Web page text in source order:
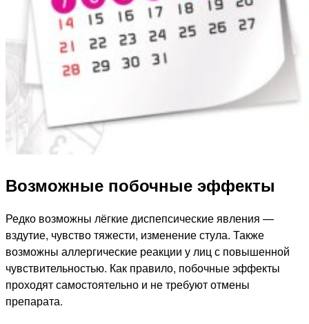
Возможные побочные эффекты
Редко возможны лёгкие диспепсические явления —
вздутие, чувство тяжести, изменение стула. Также
возможны аллергические реакции у лиц с повышенной
чувствительностью. Как правило, побочные эффекты
проходят самостоятельно и не требуют отмены
препарата.